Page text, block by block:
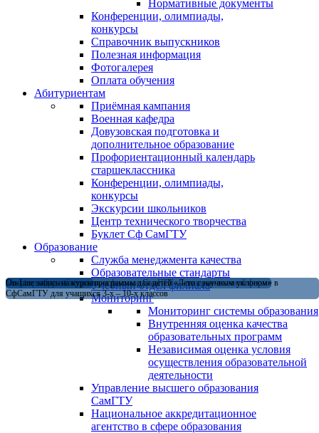
Нормативные документы
Конференции, олимпиады,
конкурсы
Справочник выпускников
Полезная информация
Фотогалерея
Оплата обучения
Абитуриентам
Приёмная кампания
Военная кафедра
Довузовская подготовка и
дополнительное образование
Профориентационный календарь
старшеклассника
Конференции, олимпиады,
конкурсы
Экскурсии школьников
Центр технического творчества
Буклет Сф СамГТУ
Образование
Служба менеджмента качества
Образовательные стандарты
Учебный отдел филиала
Мониторинг
Мониторинг системы образования
Внутренняя оценка качества
образовательных программ
Независимая оценка условия
осуществления образовательной
деятельности
Управление высшего образования
СамГТУ
Национальное аккредитационное
агентство в сфере образования
Магистратура в Сызранском филиале СамГТУ — теперь и в очной форме
Открыт набор на летние программы для детей «Лето с научным уклоном» в
СфСамГТУ для учащихся 3-х – 10-х классов
On-Line запись на курсы